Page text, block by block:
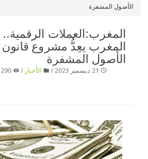
الأصول المشفرة
المغرب:العملات
المغرب يعِدُّ مشروع قانون
الأصول المشفرة
الأخبار /